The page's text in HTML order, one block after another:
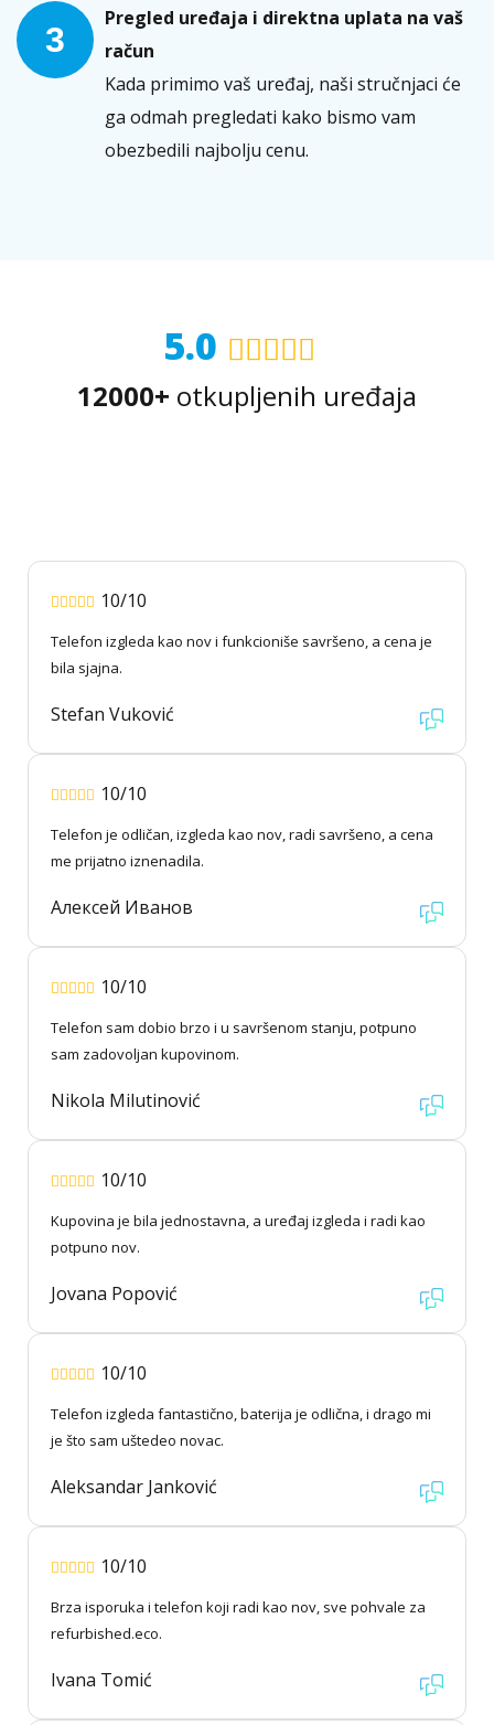
3
Pregled uređaja i direktna uplata na vaš
račun
Kada primimo vaš uređaj, naši stručnjaci će
ga odmah pregledati kako bismo vam
obezbedili najbolju cenu.
5.0
12000+ otkupljenih uređaja
10/10
Telefon izgleda kao nov i funkcioniše savršeno, a cena je
bila sjajna.
Stefan Vuković
10/10
Telefon je odličan, izgleda kao nov, radi savršeno, a cena
me prijatno iznenadila.
Алексей Иванов
10/10
Telefon sam dobio brzo i u savršenom stanju, potpuno
sam zadovoljan kupovinom.
Nikola Milutinović
10/10
Kupovina je bila jednostavna, a uređaj izgleda i radi kao
potpuno nov.
Jovana Popović
10/10
Telefon izgleda fantastično, baterija je odlična, i drago mi
je što sam uštedeo novac.
Aleksandar Janković
10/10
Brza isporuka i telefon koji radi kao nov, sve pohvale za
refurbished.eco.
Ivana Tomić